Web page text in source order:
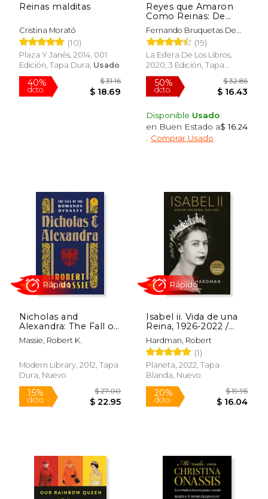
Reinas malditas
Cristina Morató
(10)
Plaza Y Janés, 2014, 001
Edición, Tapa Dura, Usado
40%
dcto.
Reyes que Amaron
Como Reinas: De
Julio César al Duque
de Windsor
Fernando Bruquetas De
Castro
(19)
La Esfera De Los Libros,
2020, 3 Edición, Tapa
Blanda, Nuevo
50%
dcto.
Disponible Usado
en Buen Estado a$ 16.24
Comprar Usado
Nicholas and
Alexandra: The Fall of
the Romanov
Dynasty (Modern
Massie, Robert K.
Modern Library, 2012, Tapa
Dura, Nuevo
Isabel ii. Vida de una
Reina, 1926-2022 /
Elizabeth ii. Queen of
our Times, 1926-2022
(Spanish Edition)
Hardman, Robert
(1)
Planeta, 2022, Tapa
Blanda, Nuevo